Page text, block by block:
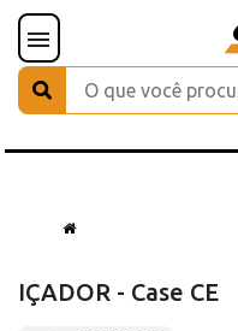
IÇADOR - Case CE